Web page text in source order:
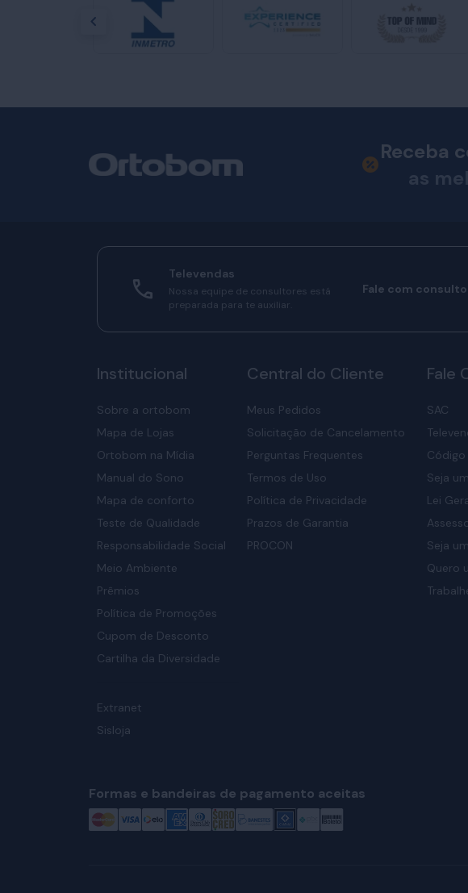
Receba
as
Televendas
Nossa equipe de consultores está
preparada para te auxiliar.
Fale com
Institucional
Sobre a ortobom
Mapa de Lojas
Ortobom na Mídia
Manual do Sono
Mapa de conforto
Teste de Qualidade
Responsabilidade Social
Meio Ambiente
Prêmios
Política de Promoções
Cupom de Desconto
Cartilha da Diversidade
Extranet
Sisloja
Central do Cliente
Meus Pedidos
Solicitação de Cancelamento
Perguntas Frequentes
Termos de Uso
Política de Privacidade
Prazos de Garantia
PROCON
Fale
SAC
Seja
Lei
Seja
Quero
Formas e bandeiras de pagamento aceitas